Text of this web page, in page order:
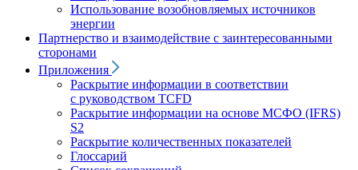
Использование возобновляемых источников
энергии
Партнерство и взаимодействие с заинтересованными
сторонами
Приложения
Раскрытие информации в соответствии
с руководством TCFD
Раскрытие информации на основе МСФО (IFRS)
S2
Раскрытие количественных показателей
Глоссарий